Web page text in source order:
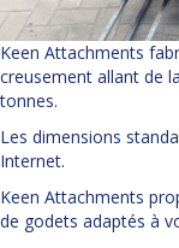
Keen Attachments
creusement allant de
tonnes.
Les dimensions
Internet.
Keen Attachments
de godets adaptés à